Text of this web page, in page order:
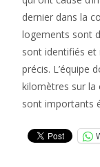
dernier dans la
logements sont
sont identifiés et
précis. L’équipe
kilomètres sur la
sont importants